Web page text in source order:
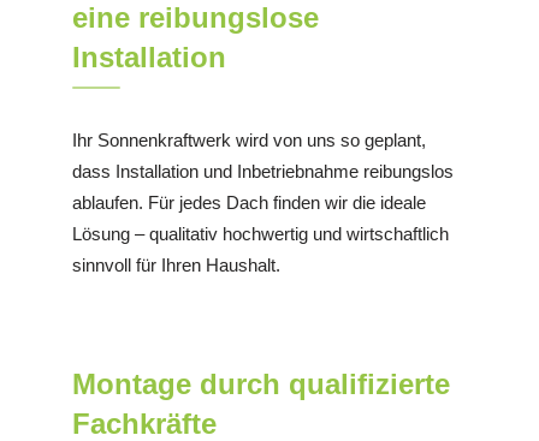
eine reibungslose
Installation
Ihr Sonnenkraftwerk wird von uns so geplant,
dass Installation und Inbetriebnahme reibungslos
ablaufen. Für jedes Dach finden wir die ideale
Lösung – qualitativ hochwertig und wirtschaftlich
sinnvoll für Ihren Haushalt.
Montage durch qualifizierte
Fachkräfte